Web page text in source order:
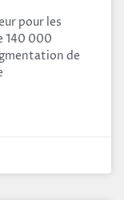
pour les
140 000
de